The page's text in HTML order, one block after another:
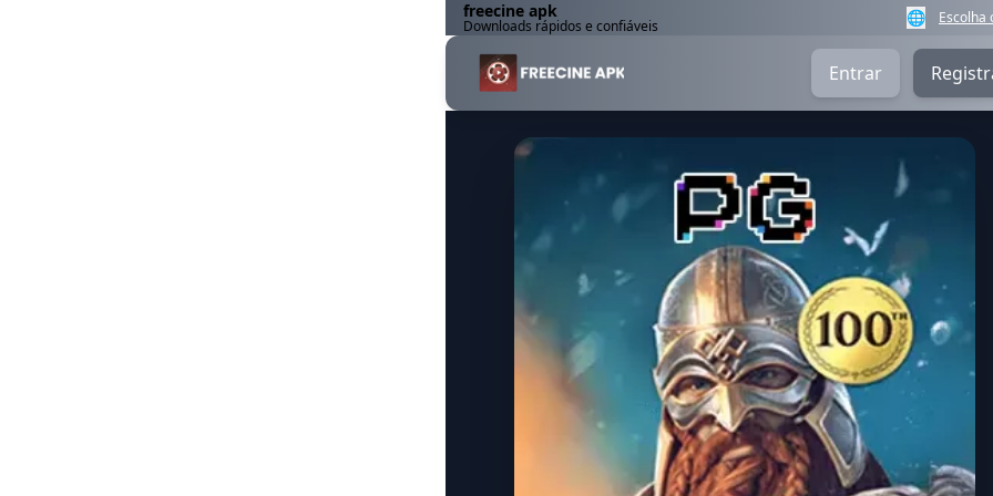
freecine apk
Downloads rápidos e confiáveis 🌐 Escolha
Entrar